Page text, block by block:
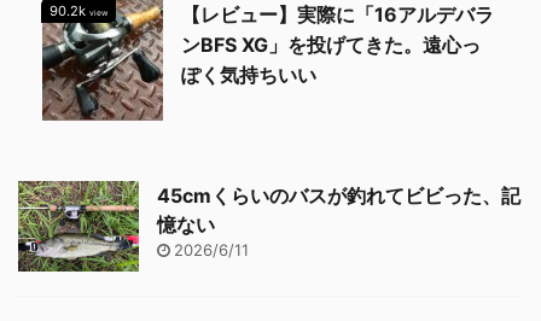
90.2k view
【レビュー】実際に「16アルデバラ
ンBFS XG」を投げてきた。遠心っ
ぽく気持ちいい
45cmくらいのバスが釣れてビビった、記
憶ない
2026/6/11